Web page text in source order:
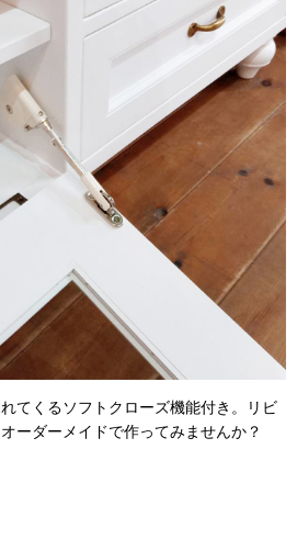
てくるソフトクローズ機能付き。リビ
ーダーメイドで作ってみませんか？